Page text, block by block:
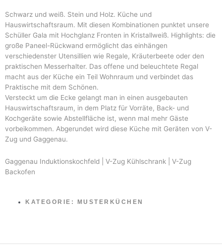
Schwarz und weiß. Stein und Holz. Küche und
Hauswirtschaftsraum. Mit diesen Kombinationen punktet unsere
Schüller Gala mit Hochglanz Fronten in Kristallweiß. Highlights: die
große Paneel-Rückwand ermöglicht das einhängen
verschiedenster Utensillien wie Regale, Kräuterbeete oder den
praktischen Messerhalter. Das offene und beleuchtete Regal
macht aus der Küche ein Teil Wohnraum und verbindet das
Praktische mit dem Schönen.
Versteckt um die Ecke gelangt man in einen ausgebauten
Hauswirtschaftsraum, in dem Platz für Vorräte, Back- und
Kochgeräte sowie Abstellfläche ist, wenn mal mehr Gäste
vorbeikommen. Abgerundet wird diese Küche mit Geräten von V-
Zug und Gaggenau.
Gaggenau Induktionskochfeld | V-Zug Kühlschrank | V-Zug
Backofen
KATEGORIE: MUSTERKÜCHEN